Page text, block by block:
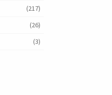
(217)
(26)
(3)